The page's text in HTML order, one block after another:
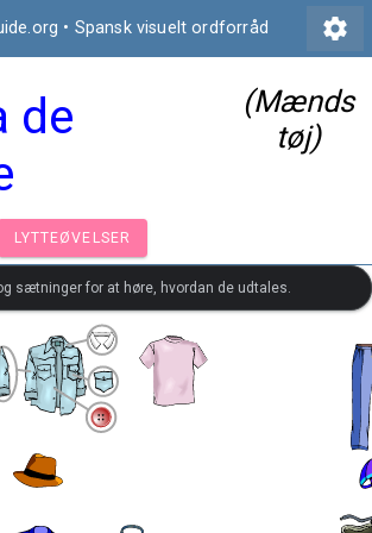
• Spansk visuelt ordforråd settings
de
(Mænds
tøj)
LYTTEØVELSER
sætninger for at høre, hvordan de udtales.